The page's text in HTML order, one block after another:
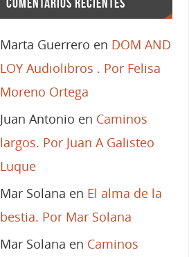
Marta Guerrero en DOM AND
LOY Audiolibros . Por Felisa
Moreno Ortega
Juan Antonio en Caminos
largos. Por Juan A Galisteo
Luque
Mar Solana en El alma de la
bestia. Por Mar Solana
Mar Solana en Caminos